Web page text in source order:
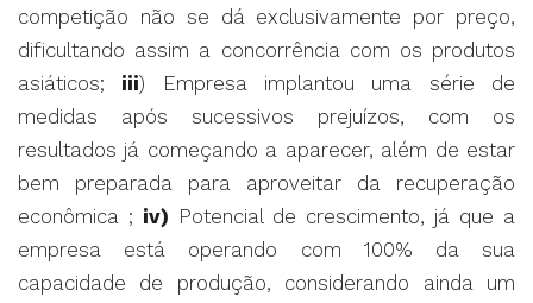
competição não se dá exclusivamente por preço,
dificultando assim a concorrência com os produtos
asiáticos; iii) Empresa implantou uma série de
medidas após sucessivos prejuízos, com os
resultados já começando a aparecer, além de estar
bem preparada para aproveitar da recuperação
econômica ; iv) Potencial de crescimento, já que a
empresa está operando com 100% da sua
capacidade de produção, considerando ainda um